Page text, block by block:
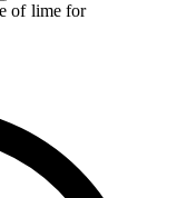
of lime for